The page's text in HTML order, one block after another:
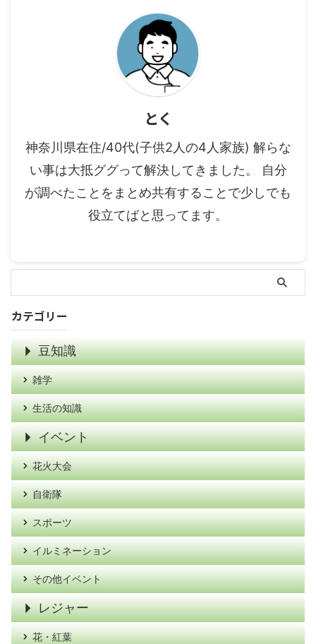
とく
神奈川県在住/40代(子供2人の4人家族) 解らな
い事は大抵ググって解決してきました。 自分
が調べたことをまとめ共有することで少しでも
役立てばと思ってます。
カテゴリー
豆知識
雑学
生活の知識
イベント
花火大会
自衛隊
スポーツ
イルミネーション
その他イベント
レジャー
花・紅葉